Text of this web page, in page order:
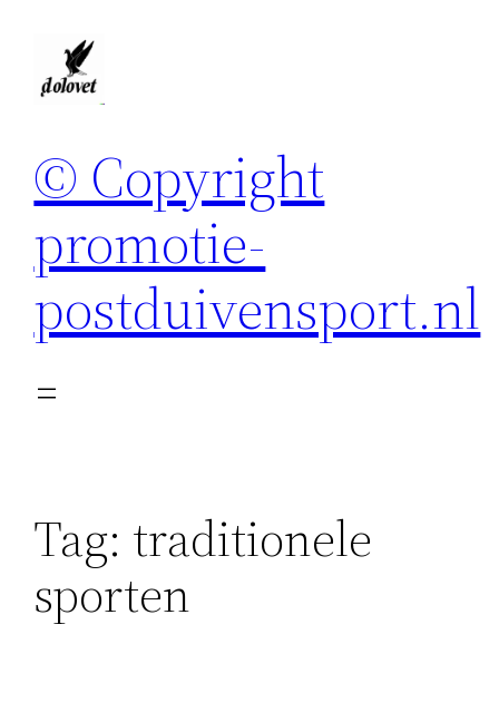
© Copyright
promotie-
postduivensport.nl
Tag: traditionele
sporten